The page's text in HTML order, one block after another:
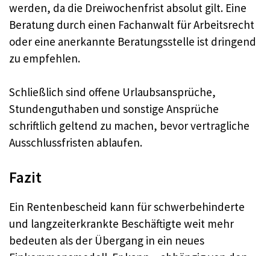
werden, da die Dreiwochenfrist absolut gilt. Eine
Beratung durch einen Fachanwalt für Arbeitsrecht
oder eine anerkannte Beratungsstelle ist dringend
zu empfehlen.
Schließlich sind offene Urlaubsansprüche,
Stundenguthaben und sonstige Ansprüche
schriftlich geltend zu machen, bevor vertragliche
Ausschlussfristen ablaufen.
Fazit
Ein Rentenbescheid kann für schwerbehinderte
und langzeiterkrankte Beschäftigte weit mehr
bedeuten als der Übergang in ein neues